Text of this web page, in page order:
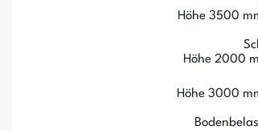
Höhe 3500
Höhe 2000
Höhe 3000